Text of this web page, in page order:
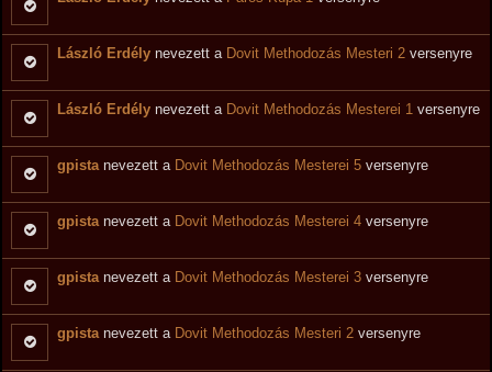
László Erdély nevezett a Dovit Methodozás Mesteri 2 versenyre
László Erdély nevezett a Dovit Methodozás Mesterei 1 versenyre
gpistanevezett a Dovit Methodozás Mesterei 5 versenyre
gpistanevezett a Dovit Methodozás Mesterei 4 versenyre
gpistanevezett a Dovit Methodozás Mesterei 3 versenyre
gpistanevezett a Dovit Methodozás Mesteri 2 versenyre